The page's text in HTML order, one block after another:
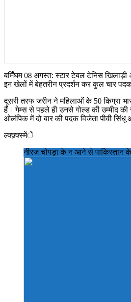
बर्मिंघम 08 अगस्त: स्टार टेबल टेनिस
इन खेलों में बेहतरीन प्रदर्शन कर कुल चार
दूसरी तरफ जरीन ने महिलाओं के 50 किग्रा
हैं। गेम्स से पहले ही उनसे गोल्ड की उम्मीद की
ओलंपिक में दो बार की पदक विजेता पीवी
ल्क्क्र्क्स्मेंेेे
नीरज चोपड़ा के न आने से पाकिस्तान